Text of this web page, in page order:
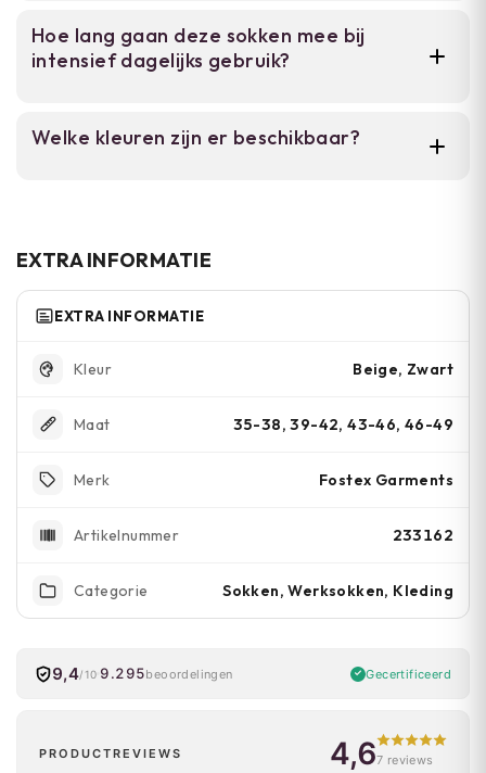
voeten droog te houden, ook bij warmte. De
badstofzool biedt schokdemping zonder
Hoe lang gaan deze sokken mee bij
intensief dagelijks gebruik?
textiel zijn specifiek ontworpen voor hoge
Welke kleuren zijn er beschikbaar?
EXTRA INFORMATIE
EXTRA INFORMATIE
Kleur Beige, Zwart
Maat 35-38, 39-42, 43-46, 46-49
Merk Fostex Garments
Artikelnummer 233162
Categorie Sokken, Werksokken, Kleding
9,4/10 9.295beoordelingen Gecertificeerd
PRODUCTREVIEWS 4,67 reviews